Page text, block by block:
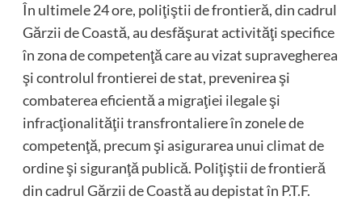
În ultimele 24 ore, poliţiştii de frontieră, din cadrul
Gărzii de Coastă, au desfăşurat activităţi specifice
în zona de competenţă care au vizat supravegherea
şi controlul frontierei de stat, prevenirea şi
combaterea eficientă a migraţiei ilegale şi
infracţionalităţii transfrontaliere în zonele de
competenţă, precum şi asigurarea unui climat de
ordine şi siguranţă publică. Poliţiştii de frontieră
din cadrul Gărzii de Coastă au depistat în P.T.F.